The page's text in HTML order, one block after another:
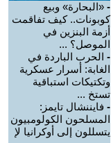
- «البحارة» وبيع
كوبونات.. كيف تفاقمت
أزمة البنزين في
الموصل؟ ...
- الحرب الباردة في
الغابة: أسرار عسكرية
وتكتيكات استباقية
تستخ ...
- فايننشال تايمز:
المسلحون الكولومبيون
يتسللون إلى أوكرانيا لإ